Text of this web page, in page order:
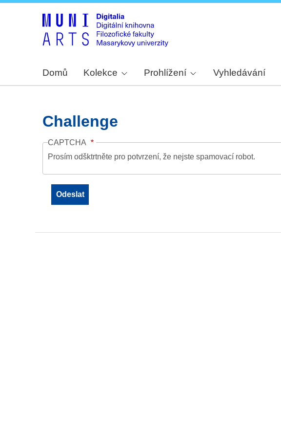
Domů Kolekce Prohlížení Vyhledávání
Challenge
CAPTCHA
Prosím odšktrtněte pro potvrzení, že nejste spamovací robot.